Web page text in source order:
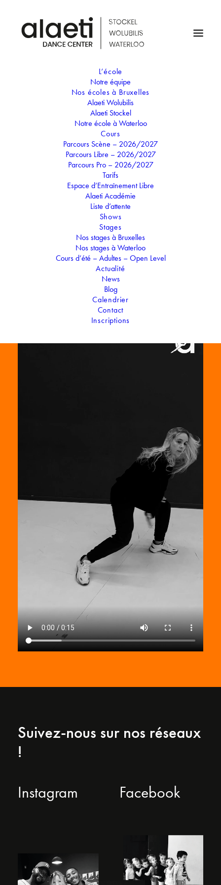
L’école
Notre équipe
Nos écoles à Bruxelles
Alaeti Wolubilis
Alaeti Stockel
Notre école à Waterloo
Cours
Parcours Scène – 2026/2027
Parcours Libre – 2026/2027
Parcours Pro – 2026/2027
Tarifs
Espace d’Entraînement Libre
Alaeti Académie
Liste d’attente
Shows
Stages
Nos stages à Bruxelles
Nos stages à Waterloo
Cours d’été – Adultes – Open Level
Actualité
News
Blog
Calendrier
Contact
Inscriptions
Lisa De Poorter
Lisa commence le jazz à l’âge de 5 ans. Très vite elle
continue son apprentissage dans d’autres styles comme le
classique, le contemporain et le Hip-Hop. Elle intègre par la
suite la compagnie « Final FX » qui lui permet de participer à
des concours et d’avoir des expériences de scènes et
tournages uniques. Sa danse reflète donc un mélange de
styles avec une importance à prendre plaisir et d’aller au
Suivez-nous sur nos réseaux
!
Instagram Facebook